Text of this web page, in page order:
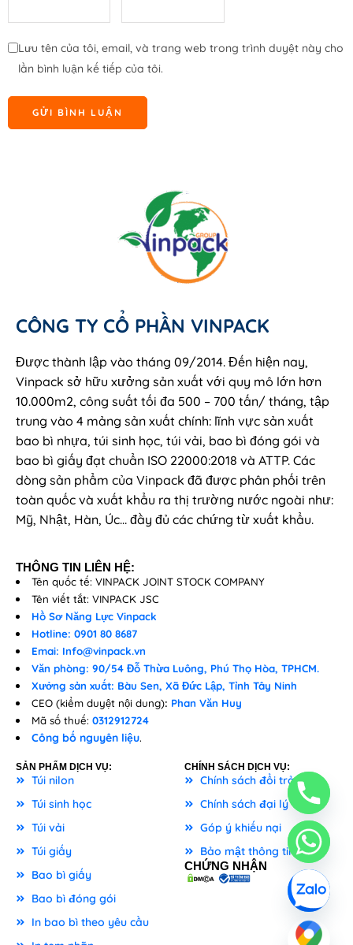
Lưu tên của tôi, email, và trang web trong trình duyệt này cho
lần bình luận kế tiếp của tôi.
CÔNG TY CỔ PHẦN VINPACK
Được thành lập vào tháng 09/2014. Đến hiện nay,
Vinpack sở hữu xưởng sản xuất với quy mô lớn hơn
10.000m2, công suất tối đa 500 – 700 tấn/ tháng, tập
trung vào 4 mảng sản xuất chính: lĩnh vực sản xuất
bao bì nhựa, túi sinh học, túi vải, bao bì đóng gói và
bao bì giấy đạt chuẩn ISO 22000:2018 và ATTP. Các
dòng sản phẩm của Vinpack đã được phân phối trên
toàn quốc và xuất khẩu ra thị trường nước ngoài như:
Mỹ, Nhật, Hàn, Úc… đầy đủ các chứng từ xuất khẩu.
THÔNG TIN LIÊN HỆ:
Tên quốc tế: VINPACK JOINT STOCK COMPANY
Tên viết tắt: VINPACK JSC
Hồ Sơ Năng Lực Vinpack
Hotline: 0901 80 8687
Emai: Info@vinpack.vn
Văn phòng: 90/54 Đỗ Thừa Luông, Phú Thọ Hòa, TPHCM.
Xưởng sản xuất: Bàu Sen, Xã Đức Lập, Tỉnh Tây Ninh
CEO (kiểm duyệt nội dung): Phan Văn Huy
Mã số thuế: 0312912724
Công bố nguyên liệu.
SẢN PHẨM DỊCH VỤ:
Túi nilon
Túi sinh học
Túi vải
Túi giấy
Bao bì giấy
Bao bì đóng gói
In bao bì theo yêu cầu
CHÍNH SÁCH DỊCH VỤ:
Chính sách đổi trả
Chính sách đại lý
Góp ý khiếu nại
Bảo mật thông tin
CHỨNG NHẬN